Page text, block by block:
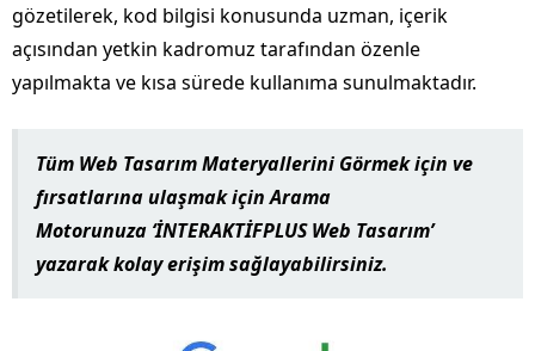
gözetilerek, kod bilgisi konusunda uzman, içerik
açısından yetkin kadromuz tarafından özenle
yapılmakta ve kısa sürede kullanıma sunulmaktadır.
Tüm Web Tasarım Materyallerini Görmek için ve
fırsatlarına ulaşmak için Arama
Motorunuza ‘İNTERAKTİFPLUS Web Tasarım’
yazarak kolay erişim sağlayabilirsiniz.